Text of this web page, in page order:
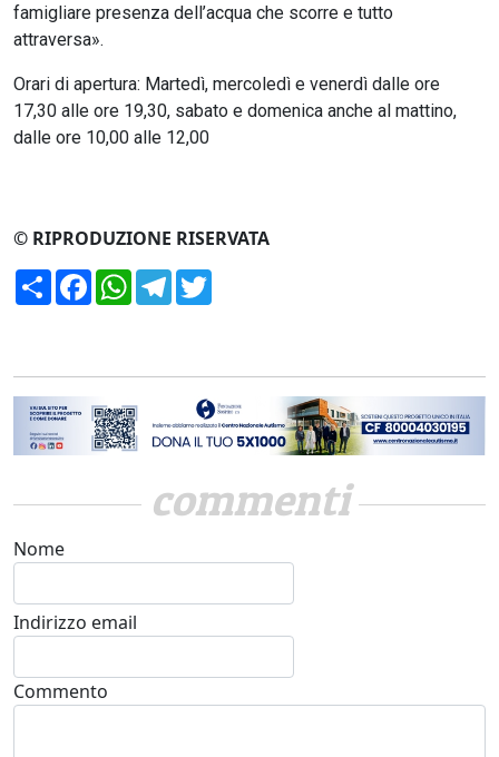
famigliare presenza dell’acqua che scorre e tutto
attraversa».
Orari di apertura: Martedì, mercoledì e venerdì dalle ore
17,30 alle ore 19,30, sabato e domenica anche al mattino,
dalle ore 10,00 alle 12,00
© RIPRODUZIONE RISERVATA
CondividiFacebookWhatsApp
Telegram
commenti
Nome
Indirizzo email
Commento